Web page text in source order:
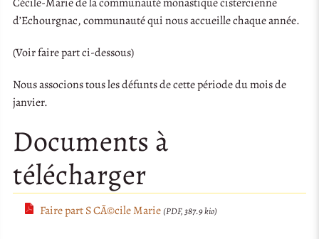
d’Echourgnac, communauté qui nous accueille chaque année.
(Voir faire part ci-dessous)
Nous associons tous les défunts de cette période du mois de
janvier.
Documents à
télécharger
Faire part S CÃ©cile Marie (PDF, 387.9 kio)